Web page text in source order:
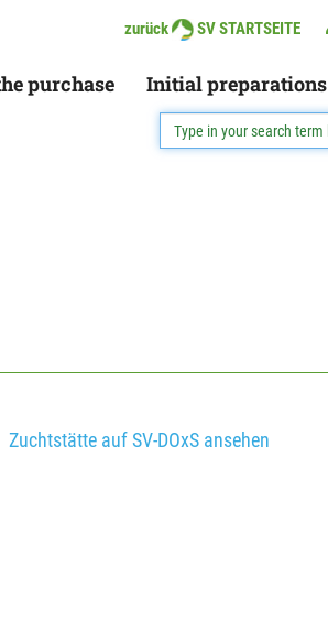
zurück SV STARTSEITE
purchase Initial preparations
Zuchtstätte auf SV-DOxS ansehen